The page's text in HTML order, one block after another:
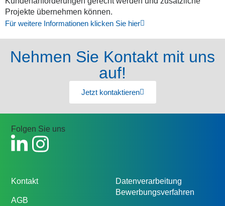
Projekte übernehmen können.
Für weitere Informationen klicken Sie hier
Nehmen Sie Kontakt mit uns
auf!
Jetzt kontaktieren
Folgen Sie uns
Kontakt
AGB
Datenverarbeitung
Bewerbungsverfahren